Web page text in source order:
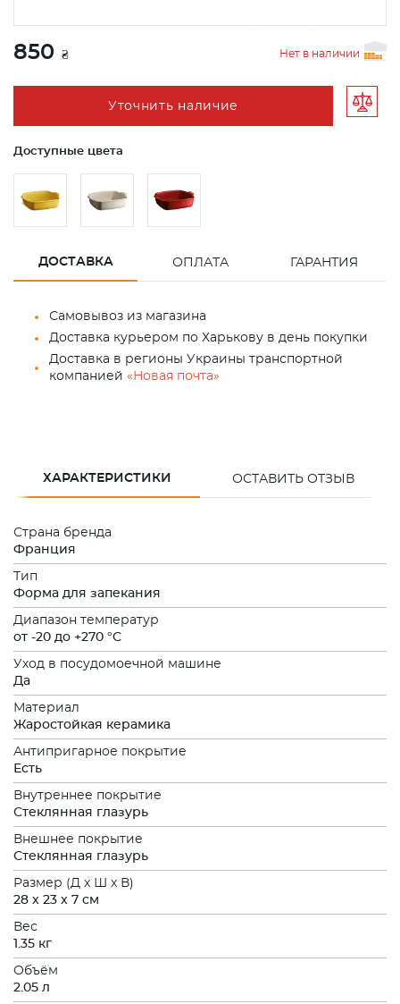
850 ₴ Нет в наличии
Уточнить наличие
Доступные цвета
ДОСТАВКА ОПЛАТА ГАРАНТИЯ
Самовывоз из магазина
Доставка курьером по Харькову в день покупки
Доставка в регионы Украины транспортной
компанией «Новая почта»
ХАРАКТЕРИСТИКИ ОСТАВИТЬ ОТЗЫВ
Страна бренда
Франция
Тип
Форма для запекания
Диапазон температур
от -20 до +270 °C
Уход в посудомоечной машине
Да
Материал
Жаростойкая керамика
Антипригарное покрытие
Есть
Внутреннее покрытие
Стеклянная глазурь
Внешнее покрытие
Стеклянная глазурь
Размер (Д x Ш x В)
28 x 23 x 7 см
Вес
1.35 кг
Объём
2.05 л